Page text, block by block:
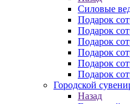
Силовые
Подарок
Подарок
Подарок
Подарок
Подарок
Подарок
Городской
Назад